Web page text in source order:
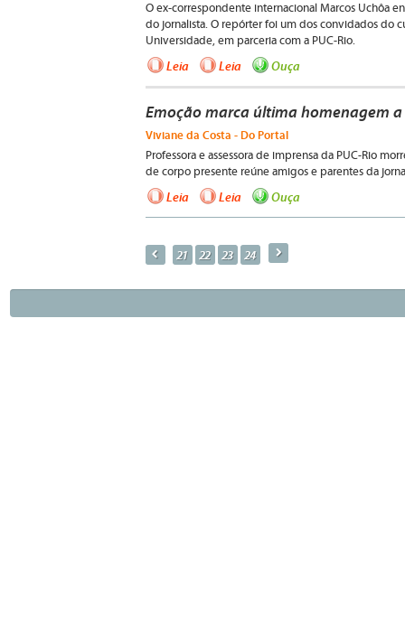
O ex-correspondente internacional Marcos Uchôa
do jornalista. O repórter foi um dos convidados do
Universidade, em parceria com a PUC-Rio.
Leia Leia Ouça
Emoção marca última homenagem
Viviane da Costa - Do Portal
Professora e assessora de imprensa da PUC-Rio
de corpo presente reúne amigos e parentes da
Leia Leia Ouça
p 21 22 23 24 a